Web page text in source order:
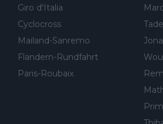
Giro d'Italia
Cyclocross
Mailand-Sanremo
Flandern-Rundfahrt
Paris-Roubaix